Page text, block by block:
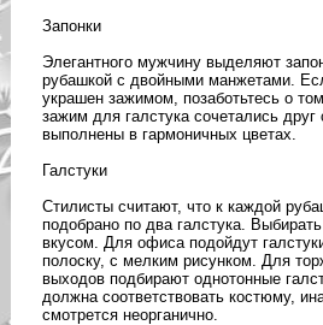
Запонки
Элегантного мужчину выделяют
рубашкой с двойными манжетами.
украшен зажимом, позаботьтесь о
зажим для галстука сочетались
выполнены в гармоничных цветах.
Галстуки
Стилисты считают, что к каждой
подобрано по два галстука.
вкусом. Для офиса подойдут
полоску, с мелким рисунком. Для
выходов подбирают однотонные
должна соответствовать костюму,
смотрется неорганично.